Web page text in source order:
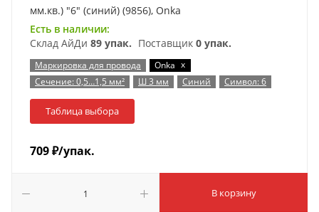
мм.кв.) "6" (синий) (9856), Onka
Есть в наличии:
Склад АйДи 89 упак. Поставщик 0 упак.
Маркировка для провода Onka x
Сечение: 0,5…1,5 мм²
Ш 3 мм Синий Символ: 6
Таблица выбора
709₽/упак.
В корзину